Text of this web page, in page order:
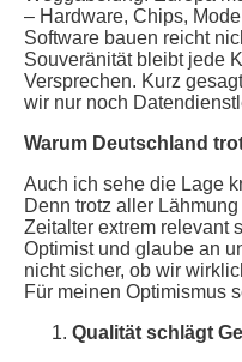
– Hardware, Chips,
Software bauen reicht
Souveränität bleibt jede
Versprechen. Kurz
wir nur noch
Warum Deutschland
Auch ich sehe die Lage
Denn trotz aller
Zeitalter extrem relevant
Optimist und glaube an
nicht sicher, ob wir
Für meinen Optimismus
Qualität schlägt